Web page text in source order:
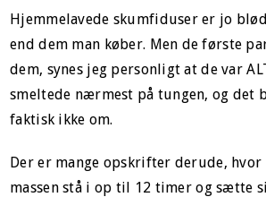
Hjemmelavede skumfiduser er jo
end dem man køber. Men de første
dem, synes jeg personligt at de var
smeltede nærmest på tungen, og det
faktisk ikke om.
Der er mange opskrifter derude, hvor
massen stå i op til 12 timer og sætte